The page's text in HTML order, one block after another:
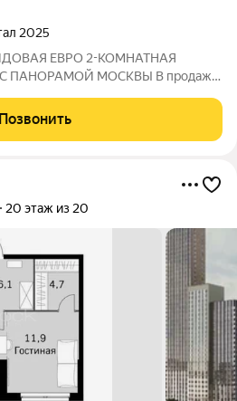
2025
ПАНОРАМОЙ МОСКВЫ В продаже
Sky Garden. Квартира
Позвонить
20 этаж из 20